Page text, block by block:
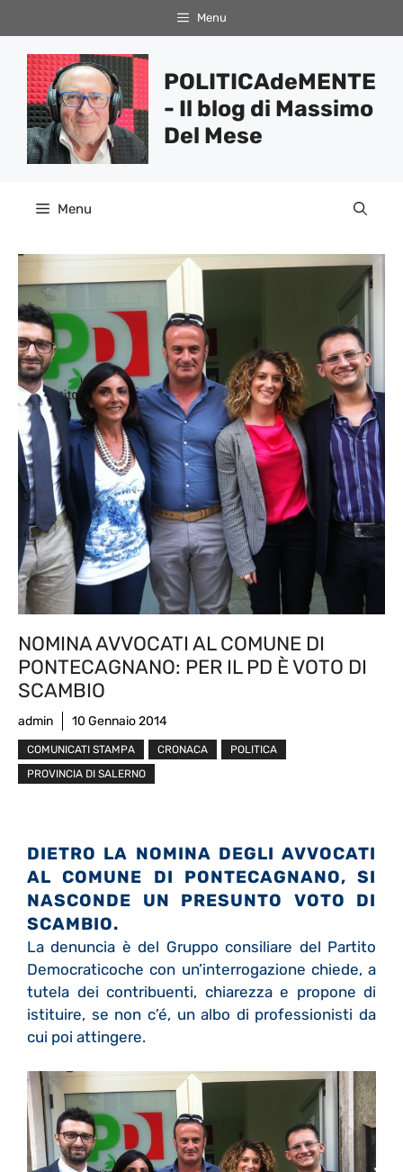
al
contenuto
Menu
POLITICAdeMENTE
- Il blog di Massimo
Del Mese
Menu
NOMINA AVVOCATI AL COMUNE DI
PONTECAGNANO: PER IL PD È VOTO DI
SCAMBIO
admin 10 Gennaio 2014
COMUNICATI STAMPA CRONACA
POLITICA
PROVINCIA DI SALERNO
DIETRO LA NOMINA DEGLI AVVOCATI
AL COMUNE DI PONTECAGNANO, SI
NASCONDE UN PRESUNTO VOTO DI
SCAMBIO.
La denuncia è del Gruppo consiliare del Partito
Democraticoche con un’interrogazione chiede, a
tutela dei contribuenti, chiarezza e propone di
istituire, se non c’é, un albo di professionisti da
cui poi attingere.